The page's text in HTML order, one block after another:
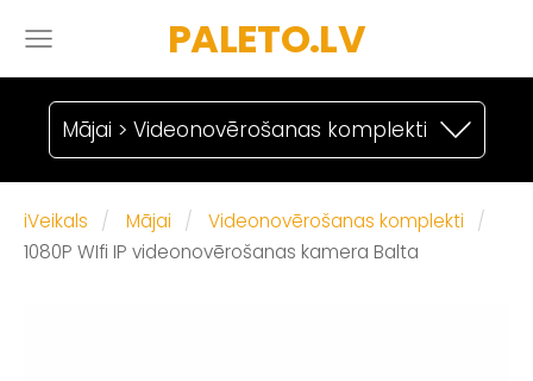
PALETO.LV
Mājai > Videonovērošanas komplekti
iVeikals Mājai
Videonovērošanas komplekti
1080P WIfi IP videonovērošanas kamera Balta